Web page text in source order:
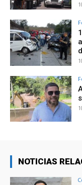
NOTICIAS